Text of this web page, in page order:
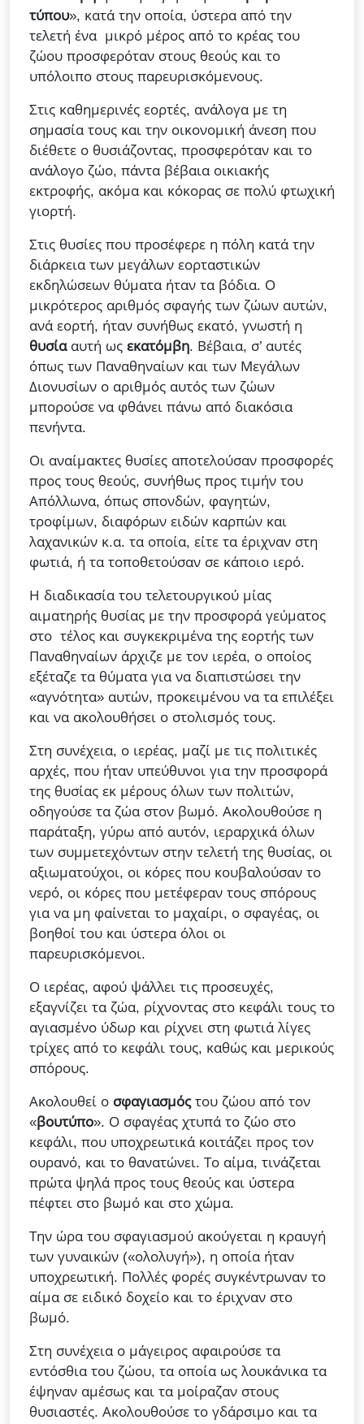
τύπου», κατά την οποία, ύστερα από την
τελετή ένα μικρό μέρος από το κρέας του
ζώου προσφερόταν στους θεούς και το
υπόλοιπο στους παρευρισκόμενους.
Στις καθημερινές εορτές, ανάλογα με τη
σημασία τους και την οικονομική άνεση που
διέθετε ο θυσιάζοντας, προσφερόταν και το
ανάλογο ζώο, πάντα βέβαια οικιακής
εκτροφής, ακόμα και κόκορας σε πολύ φτωχική
γιορτή.
Στις θυσίες που προσέφερε η πόλη κατά την
διάρκεια των μεγάλων εορταστικών
εκδηλώσεων θύματα ήταν τα βόδια. Ο
μικρότερος αριθμός σφαγής των ζώων αυτών,
ανά εορτή, ήταν συνήθως εκατό, γνωστή η
θυσία αυτή ως εκατόμβη. Βέβαια, σ’ αυτές
όπως των Παναθηναίων και των Μεγάλων
Διονυσίων ο αριθμός αυτός των ζώων
μπορούσε να φθάνει πάνω από διακόσια
πενήντα.
Οι αναίμακτες θυσίες αποτελούσαν προσφορές
προς τους θεούς, συνήθως προς τιμήν του
Απόλλωνα, όπως σπονδών, φαγητών,
τροφίμων, διαφόρων ειδών καρπών και
λαχανικών κ.α. τα οποία, είτε τα έριχναν στη
φωτιά, ή τα τοποθετούσαν σε κάποιο ιερό.
Η διαδικασία του τελετουργικού μίας
αιματηρής θυσίας με την προσφορά γεύματος
στο τέλος και συγκεκριμένα της εορτής των
Παναθηναίων άρχιζε με τον ιερέα, ο οποίος
εξέταζε τα θύματα για να διαπιστώσει την
«αγνότητα» αυτών, προκειμένου να τα επιλέξει
και να ακολουθήσει ο στολισμός τους.
Στη συνέχεια, ο ιερέας, μαζί με τις πολιτικές
αρχές, που ήταν υπεύθυνοι για την προσφορά
της θυσίας εκ μέρους όλων των πολιτών,
οδηγούσε τα ζώα στον βωμό. Ακολουθούσε η
παράταξη, γύρω από αυτόν, ιεραρχικά όλων
των συμμετεχόντων στην τελετή της θυσίας, οι
αξιωματούχοι, οι κόρες που κουβαλούσαν το
νερό, οι κόρες που μετέφεραν τους σπόρους
για να μη φαίνεται το μαχαίρι, ο σφαγέας, οι
βοηθοί του και ύστερα όλοι οι
παρευρισκόμενοι.
Ο ιερέας, αφού ψάλλει τις προσευχές,
εξαγνίζει τα ζώα, ρίχνοντας στο κεφάλι τους το
αγιασμένο ύδωρ και ρίχνει στη φωτιά λίγες
τρίχες από το κεφάλι τους, καθώς και μερικούς
σπόρους.
Ακολουθεί ο σφαγιασμός του ζώου από τον
«βουτύπο». Ο σφαγέας χτυπά το ζώο στο
κεφάλι, που υποχρεωτικά κοιτάζει προς τον
ουρανό, και το θανατώνει. Το αίμα, τινάζεται
πρώτα ψηλά προς τους θεούς και ύστερα
πέφτει στο βωμό και στο χώμα.
Την ώρα του σφαγιασμού ακούγεται η κραυγή
των γυναικών («ολολυγή»), η οποία ήταν
υποχρεωτική. Πολλές φορές συγκέντρωναν το
αίμα σε ειδικό δοχείο και το έριχναν στο
βωμό.
Στη συνέχεια ο μάγειρος αφαιρούσε τα
εντόσθια του ζώου, τα οποία ως λουκάνικα τα
έψηναν αμέσως και τα μοίραζαν στους
θυσιαστές. Ακολουθούσε το γδάρσιμο και τα